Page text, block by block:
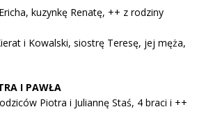
kuzynkę Renatę, ++ z rodziny
i Kowalski, siostrę Teresę, jej męża,
I PAWŁA
Piotra i Juliannę Staś, 4 braci i ++